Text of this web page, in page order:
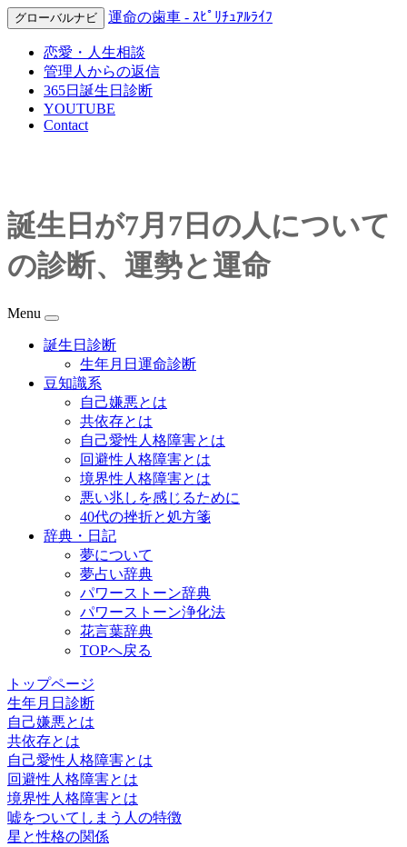
グローバルナビ 運命の歯車 - ｽﾋﾟﾘﾁｭｱﾙﾗｲﾌ
恋愛・人生相談
管理人からの返信
365日誕生日診断
YOUTUBE
Contact
誕生日が7月7日の人について
の診断、運勢と運命
Menu
誕生日診断
生年月日運命診断
豆知識系
自己嫌悪とは
共依存とは
自己愛性人格障害とは
回避性人格障害とは
境界性人格障害とは
悪い兆しを感じるために
40代の挫折と処方箋
辞典・日記
夢について
夢占い辞典
パワーストーン辞典
パワーストーン浄化法
花言葉辞典
TOPへ戻る
トップページ
生年月日診断
自己嫌悪とは
共依存とは
自己愛性人格障害とは
回避性人格障害とは
境界性人格障害とは
嘘をついてしまう人の特徴
星と性格の関係